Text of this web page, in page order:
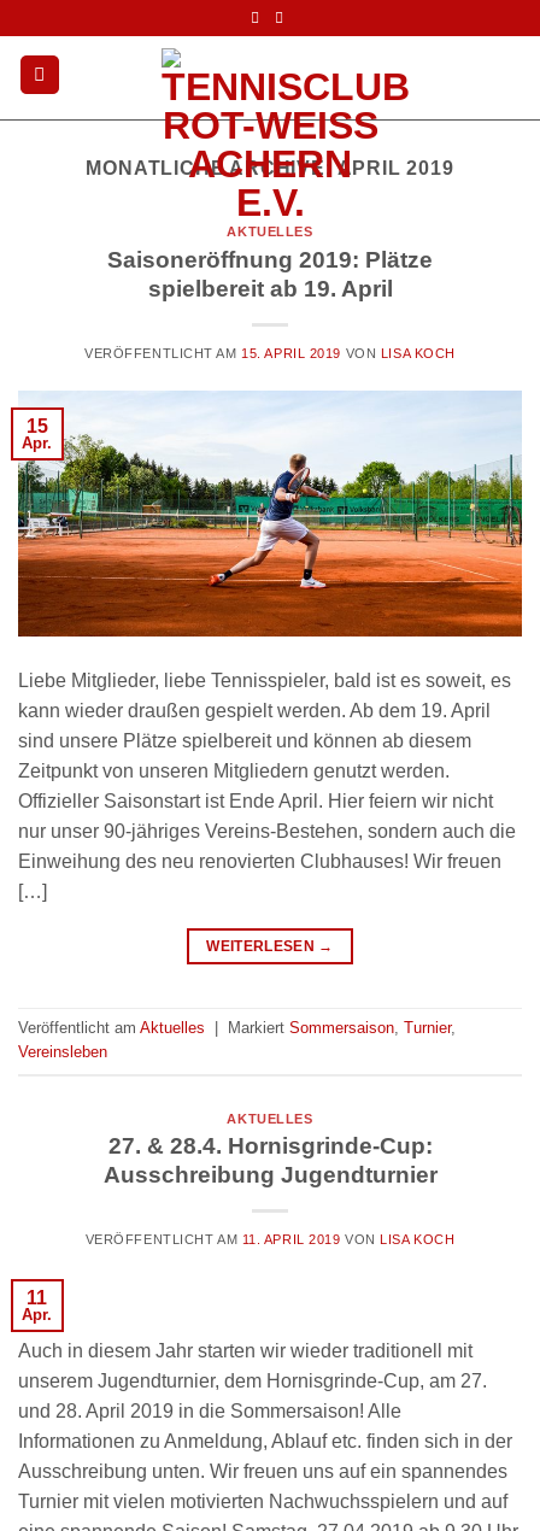
springen
MONATLICHE ARCHIVE:APRIL 2019
AKTUELLES
Saisoneröffnung 2019: Plätze
spielbereit ab 19. April
VERÖFFENTLICHT AM 15. APRIL 2019 VON LISA KOCH
15
Apr.
Liebe Mitglieder, liebe Tennisspieler, bald ist es soweit, es
kann wieder draußen gespielt werden. Ab dem 19. April
sind unsere Plätze spielbereit und können ab diesem
Zeitpunkt von unseren Mitgliedern genutzt werden.
Offizieller Saisonstart ist Ende April. Hier feiern wir nicht
nur unser 90-jähriges Vereins-Bestehen, sondern auch die
Einweihung des neu renovierten Clubhauses! Wir freuen
[…]
WEITERLESEN →
Veröffentlicht am Aktuelles Markiert Sommersaison, Turnier,
Vereinsleben
AKTUELLES
27. & 28.4. Hornisgrinde-Cup:
Ausschreibung Jugendturnier
VERÖFFENTLICHT AM 11. APRIL 2019 VON LISA KOCH
11
Apr.
Auch in diesem Jahr starten wir wieder traditionell mit
unserem Jugendturnier, dem Hornisgrinde-Cup, am 27.
und 28. April 2019 in die Sommersaison! Alle
Informationen zu Anmeldung, Ablauf etc. finden sich in der
Ausschreibung unten. Wir freuen uns auf ein spannendes
Turnier mit vielen motivierten Nachwuchsspielern und auf